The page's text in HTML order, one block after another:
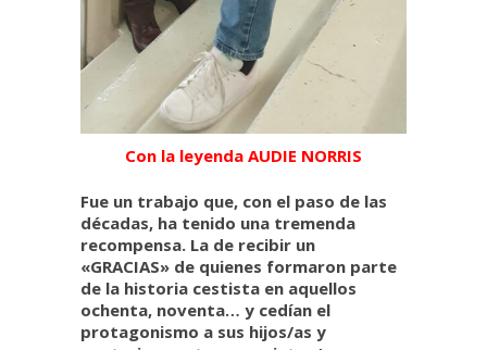
Con la leyenda AUDIE NORRIS
Fue un trabajo que, con el paso de las
décadas, ha tenido una tremenda
recompensa. La de recibir un
«GRACIAS» de quienes formaron parte
de la historia cestista en aquellos
ochenta, noventa… y cedían el
protagonismo a sus hijos/as y